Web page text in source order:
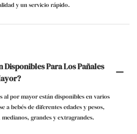
y un servicio rápido.
Disponibles Para Los Pañales
al por mayor están disponibles en varios
a bebés de diferentes edades y pesos,
grandes y extragrandes.